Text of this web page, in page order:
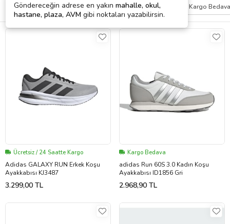
Göndereceğin adrese en yakın mahalle, okul,
hastane, plaza, AVM gibi noktaları yazabilirsin.
Filtrele Sırala Kişiye Özel Kargo Bedava
Ücretsiz / 24 Saatte Kargo
Adidas GALAXY RUN Erkek Koşu
Ayakkabısı KJ3487
3.299,00 TL
Kargo Bedava
adidas Run 60S 3.0 Kadın Koşu
Ayakkabısı ID1856 Gri
2.968,90 TL